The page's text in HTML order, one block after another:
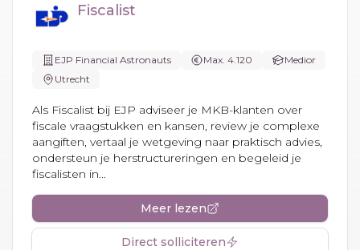
Fiscalist
EJP Financial Astronauts Max. 4.120
Medior
Utrecht
Als Fiscalist bij EJP adviseer je MKB-klanten over
fiscale vraagstukken en kansen, review je complexe
aangiften, vertaal je wetgeving naar praktisch advies,
ondersteun je herstructureringen en begeleid je
fiscalisten in...
Meer lezen
Direct solliciteren